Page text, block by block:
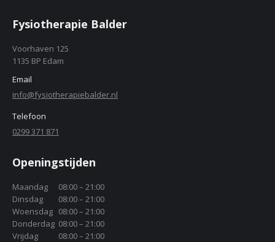
Fysiotherapie Balder
Voorhaven 125
1135 BP Edam
Email
info@fysiotherapiebalder.nl
Telefoon
0299 371 871
Openingstijden
Maandag
08:00 – 21:00
Dinsdag
08:00 – 21:00
Woensdag 08:00 – 21:00
Donderdag 08:00 – 21:00
Vrijdag
08:00 – 21:00